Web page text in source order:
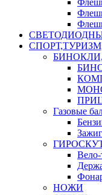
Газовые
НОЖИ